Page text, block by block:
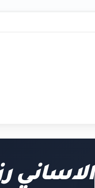
الاساني